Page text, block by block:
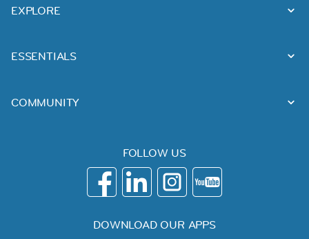
EXPLORE
ESSENTIALS
COMMUNITY
FOLLOW US
DOWNLOAD OUR APPS